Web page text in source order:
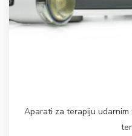
Aparati za terapiju